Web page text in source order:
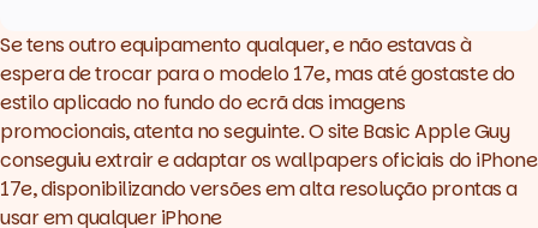
Se tens outro equipamento qualquer, e não estavas à
espera de trocar para o modelo 17e, mas até gostaste do
estilo aplicado no fundo do ecrã das imagens
promocionais, atenta no seguinte. O siteBasic Apple Guy
conseguiu extrair e adaptar oswallpapersoficiais do iPhone
17e, disponibilizando versões em alta resolução prontas a
usar em qualquer iPhone